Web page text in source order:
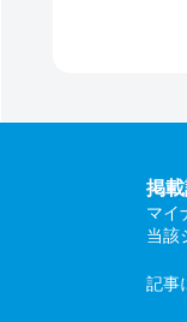
掲
マイ
当該
記事